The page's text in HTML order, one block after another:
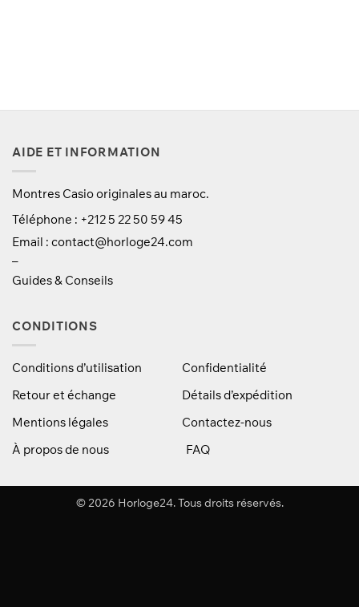
AIDE ET INFORMATION
Montres Casio originales au maroc.
Téléphone : +212 5 22 50 59 45
Email : contact@horloge24.com
–
Guides & Conseils
CONDITIONS
Conditions d’utilisation
Confidentialité
Retour et échange
Détails d’expédition
Mentions légales
Contactez-nous
À propos de nous
FAQ
© 2026 Horloge24. Tous droits réservés.